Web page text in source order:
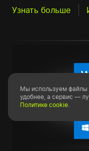
Узнать больше
Мы используем файлы
удобнее, а сервис —
Политике cookie.